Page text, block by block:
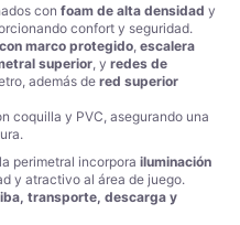
con foam de alta densidad y
confort y seguridad.
marco protegido escalera
superior , y redes de
además de red superior
coquilla y PVC, asegurando una
perimetral incorpora iluminación
y atractivo al área de juego.
transporte, descarga y